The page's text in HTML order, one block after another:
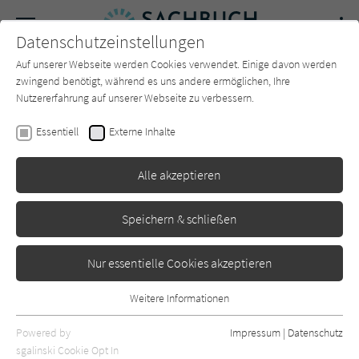
SUCHE Forum Charts Newsletter
Heather Campbell
Erschienen: September 2024 0
Datenschutzeinstellungen
Auf unserer Webseite werden Cookies verwendet. Einige davon werden
zwingend benötigt, während es uns andere ermöglichen, Ihre
Nutzererfahrung auf unserer Webseite zu verbessern.
Essentiell Externe Inhalte
Alle akzeptieren
Speichern & schließen
Nur essentielle Cookies akzeptieren
Essentielle Cookies werden für grundlegende Funktionen der
Webseite benötigt. Dadurch ist gewährleistet, dass die Webseite
Weitere Informationen
Powered by
sgalinski Cookie Opt In
Impressum | Datenschutz